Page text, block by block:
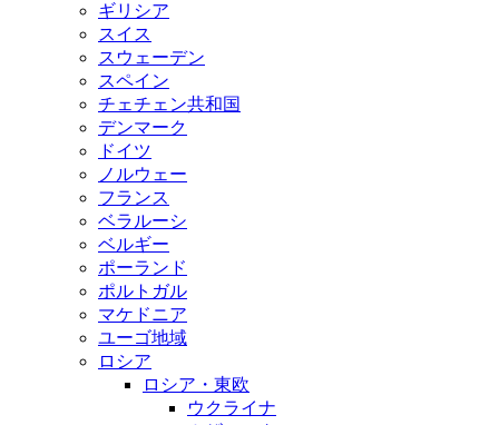
ギリシア
スイス
スウェーデン
スペイン
チェチェン共和国
デンマーク
ドイツ
ノルウェー
フランス
ベラルーシ
ベルギー
ポーランド
ポルトガル
マケドニア
ユーゴ地域
ロシア
ロシア・東欧
ウクライナ